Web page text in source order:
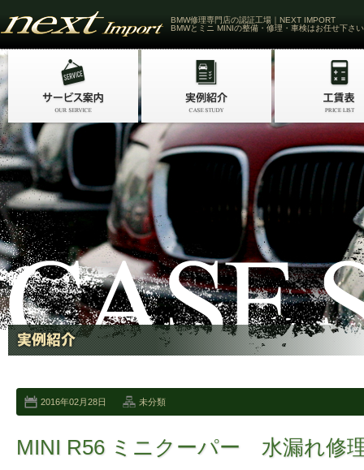
BMW修理専門店の認証工場｜NEXT IMPORT
BMWとミニ MINIの整備・修理・車検はお任せ下さい
2016年02月28日 未分類
MINI R56 ミニクーパー 水漏れ修